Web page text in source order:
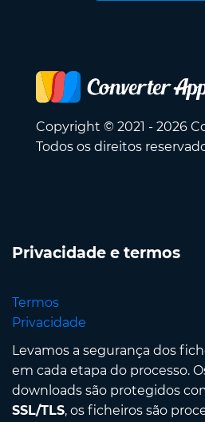
Copyright © 2021 - 2026
Todos os direitos
Privacidade e termos
Termos
Privacidade
Levamos a segurança dos
em cada etapa do processo.
downloads são protegidos
SSL/TLS, os ficheiros são